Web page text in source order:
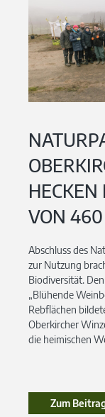
VON
Abschluss des
zur Nutzung
Biodiversität.
„Blühende
Rebflächen
Oberkircher
die heimischen
Zum